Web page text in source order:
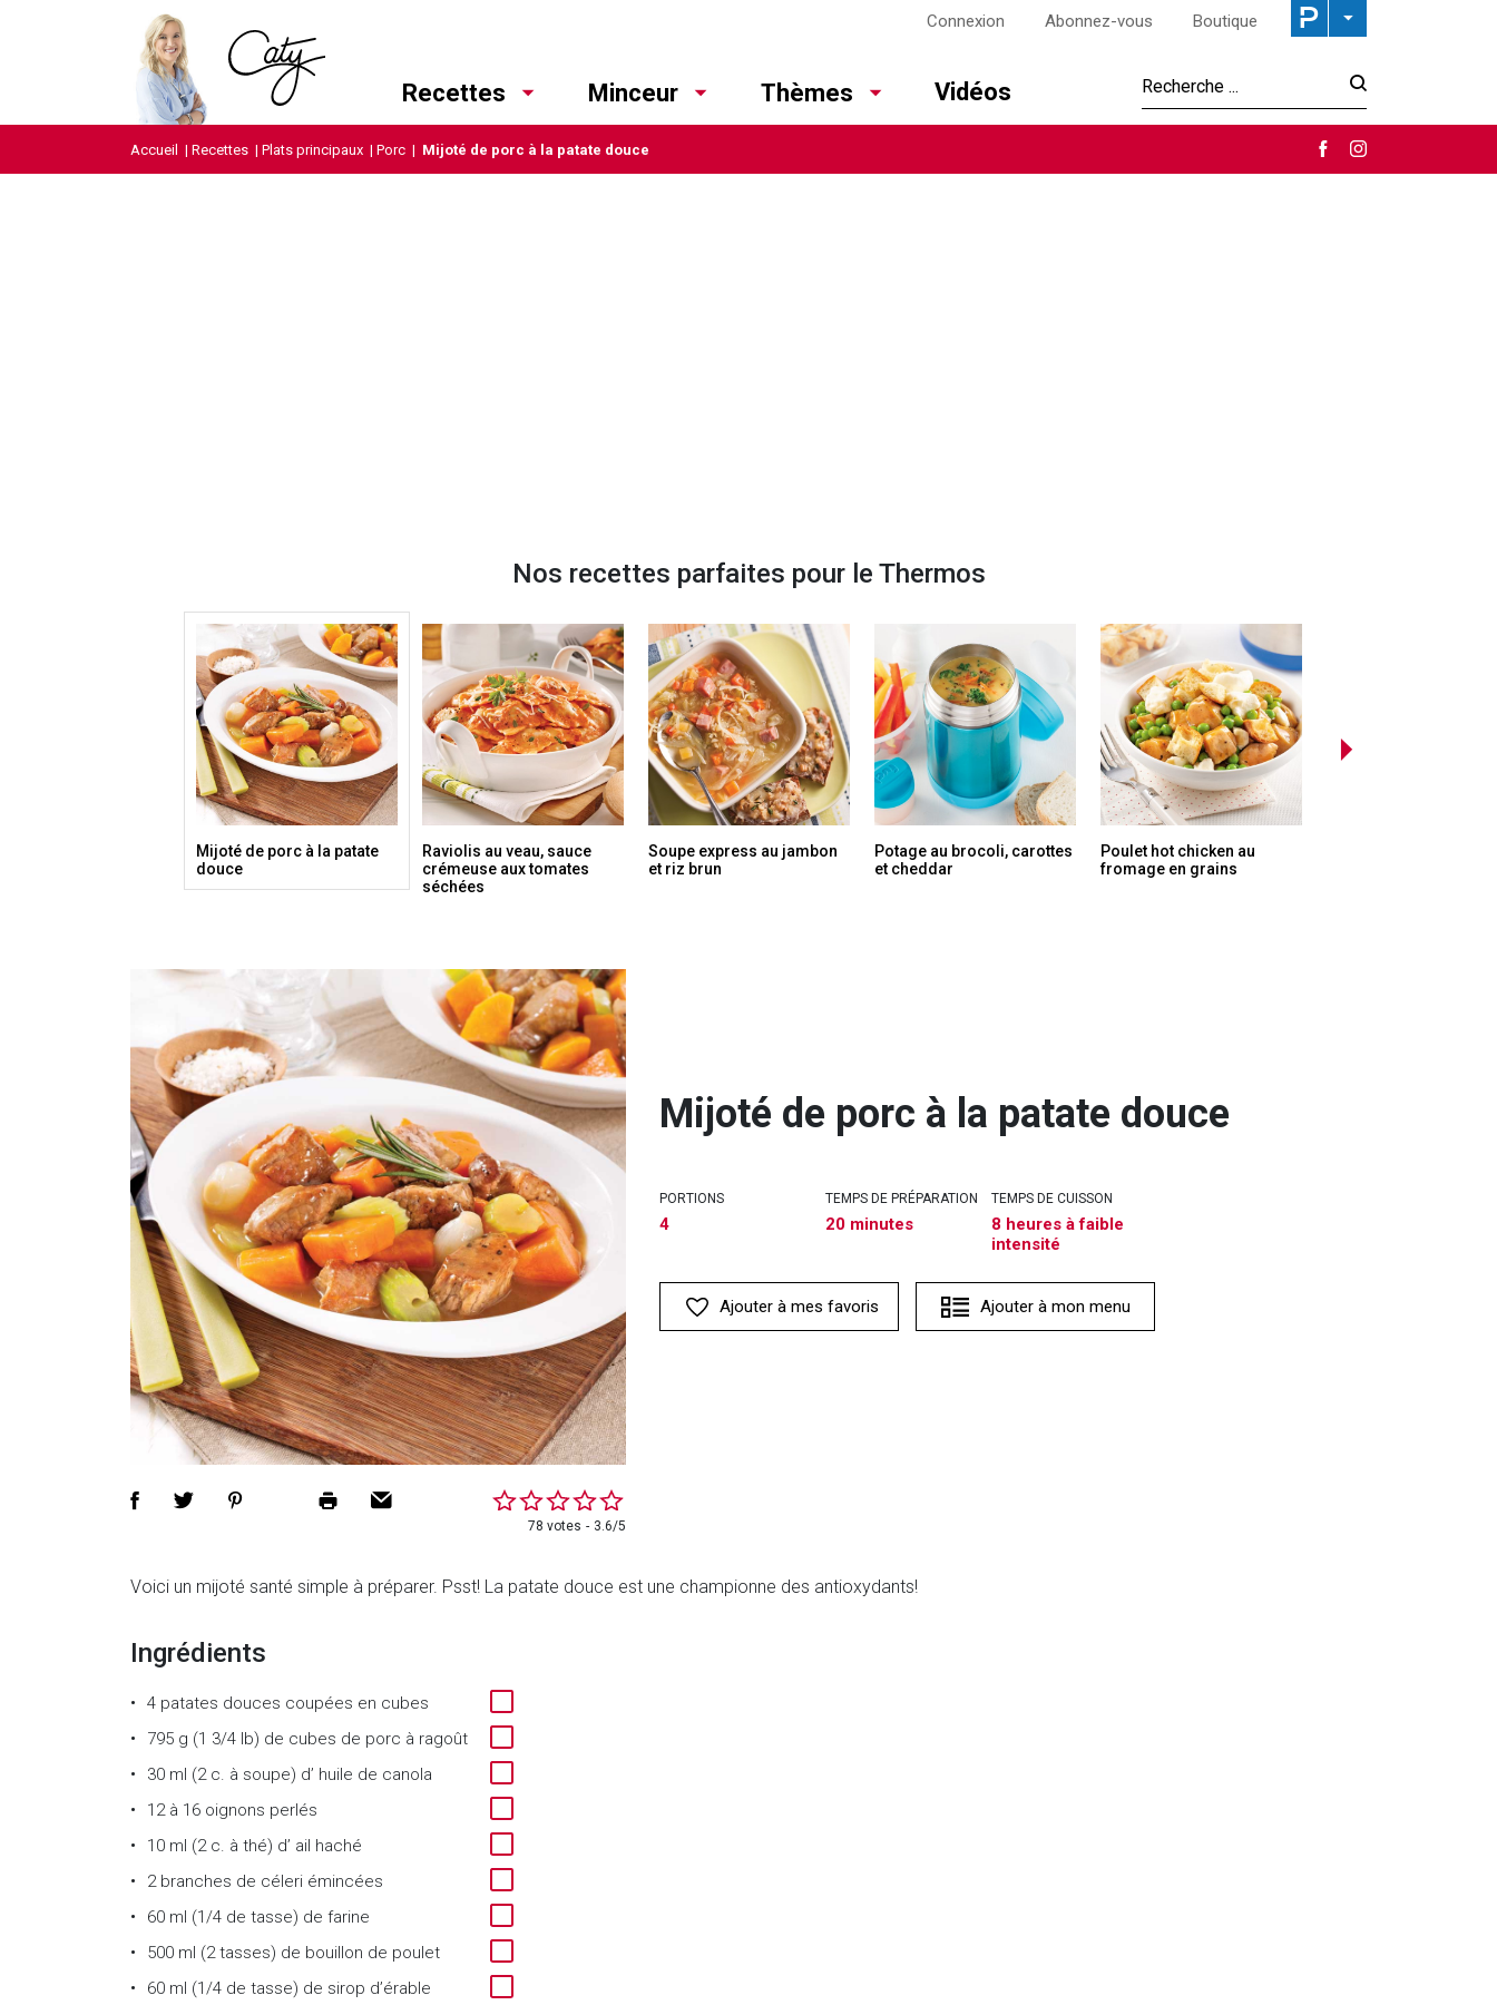
Connexion Abonnez-vous Boutique
Recettes Minceur Thèmes Vidéos
Accueil | Recettes | Plats principaux | Porc | Mijoté de porc à la patate douce
Nos recettes parfaites pour le Thermos
Mijoté de porc à la patate
douce
Raviolis au veau, sauce
crémeuse aux tomates
séchées
Soupe express au jambon
et riz brun
Potage au brocoli, carottes
et cheddar
Poulet hot chicken au
fromage en grains
78 votes 3.6/5
Mijoté de porc à la patate douce
PORTIONS
4
TEMPS DE PRÉPARATION
20 minutes
TEMPS DE CUISSON
8 heures à faible
intensité
Ajouter à mes favoris Ajouter à mon menu
Voici un mijoté santé simple à préparer. Psst! La patate douce est une championne des antioxydants!
Ingrédients
4 patates douces coupées en cubes
795 g (1 3/4 lb) de cubes de porc à ragoût
30 ml (2 c. à soupe) d’ huile de canola
12 à 16 oignons perlés
10 ml (2 c. à thé) d’ ail haché
2 branches de céleri émincées
60 ml (1/4 de tasse) de farine
500 ml (2 tasses) de bouillon de poulet
60 ml (1/4 de tasse) de sirop d’érable